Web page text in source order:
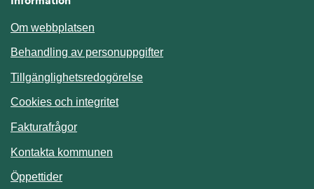
Om webbplatsen
Behandling av personuppgifter
Tillgänglighetsredogörelse
Cookies och integritet
Fakturafrågor
Kontakta kommunen
Öppettider